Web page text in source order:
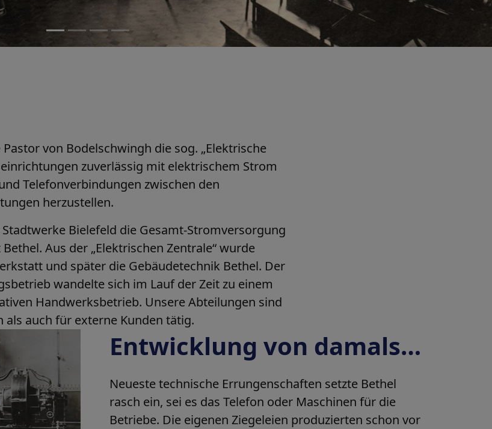
von Bodelschwingh die sog. „Elektrische
zuverlässig mit elektrischem Strom
Telefonverbindungen zwischen den
herzustellen.
Bielefeld die Gesamt-Stromversorgung
Aus der „Elektrischen Zentrale“ wurde
und später die Gebäudetechnik Bethel. Der
wandelte sich im Lauf der Zeit zu einem
Handwerksbetrieb. Unsere Abteilungen sind
auch für externe Kunden tätig.
Entwicklung von damals…
Neueste technische Errungenschaften setzte Bethel
rasch ein, sei es das Telefon oder Maschinen für die
Betriebe. Die eigenen Ziegeleien produzierten schon vor